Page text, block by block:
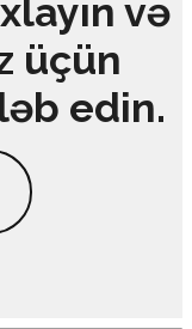
və
üçün
edin.